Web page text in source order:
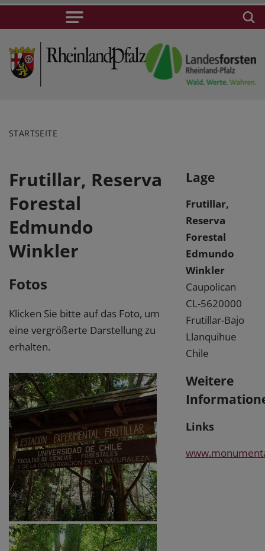
STARTSEITE
Frutillar, Reserva
Forestal
Edmundo
Winkler
Fotos
Klicken Sie bitte auf das Foto, um
eine vergrößerte Darstellung zu
erhalten.
Lage
Frutillar,
Reserva
Forestal
Edmundo
Winkler
Caupolican
CL-5620000
Frutillar-Bajo
Llanquihue
Chile
Weitere
Links